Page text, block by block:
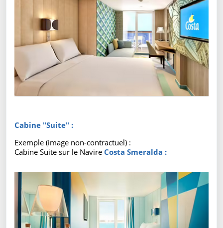
Cabine "Suite" :
Exemple (image non-contractuel) :
Cabine Suite sur le Navire Costa Smeralda :